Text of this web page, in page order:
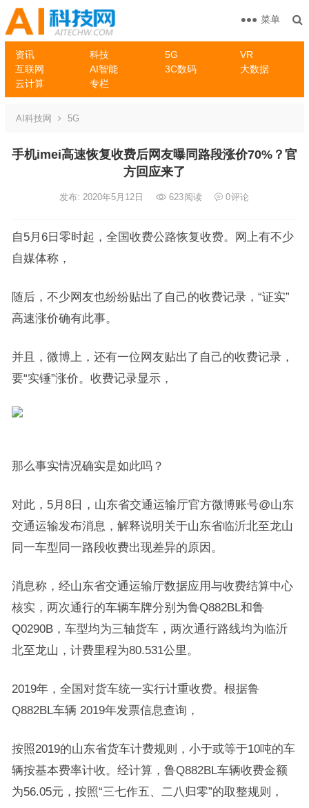
资讯 科技 5G
VR
互联网
AI智能 3C数码
大数据
云计算
专栏
菜单
AI科技网 5G
手机imei高速恢复收费后网友曝同路段涨价70%？官
方回应来了
发布: 2020年5月12日 623阅读 0评论
自5月6日零时起，全国收费公路恢复收费。网上有不少
自媒体称，
随后，不少网友也纷纷贴出了自己的收费记录，“证实”
高速涨价确有此事。
并且，微博上，还有一位网友贴出了自己的收费记录，
要“实锤”涨价。收费记录显示，
那么事实情况确实是如此吗？
对此，5月8日，山东省交通运输厅官方微博账号@山东
交通运输发布消息，解释说明关于山东省临沂北至龙山
同一车型同一路段收费出现差异的原因。
消息称，经山东省交通运输厅数据应用与收费结算中心
核实，两次通行的车辆车牌分别为鲁Q882BL和鲁
Q0290B，车型均为三轴货车，两次通行路线均为临沂
北至龙山，计费里程为80.531公里。
2019年，全国对货车统一实行计重收费。根据鲁
Q882BL车辆 2019年发票信息查询，
按照2019的山东省货车计费规则，小于或等于10吨的车
辆按基本费率计收。经计算，鲁Q882BL车辆收费金额
为56.05元，按照“三七作五、二八归零”的取整规则，